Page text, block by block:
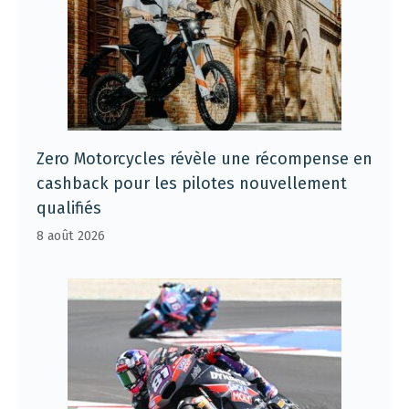
Zero Motorcycles révèle une récompense en
cashback pour les pilotes nouvellement
qualifiés
8 août 2026